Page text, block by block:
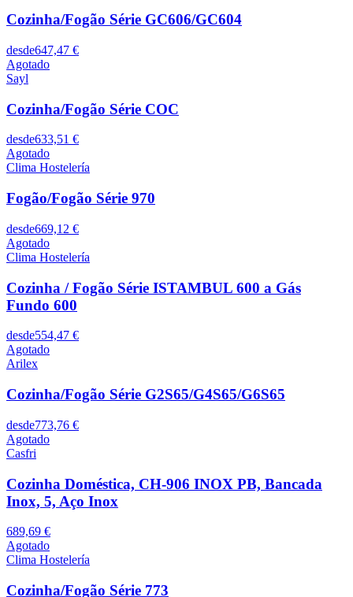
Cozinha/Fogão Série GC606/GC604
desde647,47 €
Agotado
Sayl
Cozinha/Fogão Série COC
desde633,51 €
Agotado
Clima Hostelería
Fogão/Fogão Série 970
desde669,12 €
Agotado
Clima Hostelería
Cozinha / Fogão Série ISTAMBUL 600 a Gás
Fundo 600
desde554,47 €
Agotado
Arilex
Cozinha/Fogão Série G2S65/G4S65/G6S65
desde773,76 €
Agotado
Casfri
Cozinha Doméstica, CH-906 INOX PB, Bancada
Inox, 5, Aço Inox
689,69 €
Agotado
Clima Hostelería
Cozinha/Fogão Série 773